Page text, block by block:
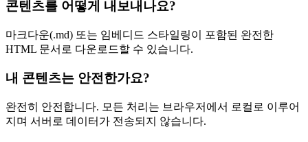
콘텐츠를 어떻게 내보내나요?
마크다운(.md) 또는 임베디드 스타일링이 포함된 완전한
HTML 문서로 다운로드할 수 있습니다.
내 콘텐츠는 안전한가요?
완전히 안전합니다. 모든 처리는 브라우저에서 로컬로 이루어
지며 서버로 데이터가 전송되지 않습니다.